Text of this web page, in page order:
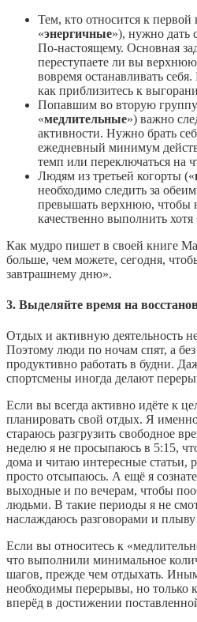
Тем, кто относится к первой
«энергичные»), нужно дать
По‑настоящему. Основная
переступаете ли вы
вовремя останавливать
как приблизитесь к
Попавшим во вторую
«медлительные») важно
активности. Нужно брать
ежедневный минимум
темп или переключаться на
Людям из третьей когорты («
необходимо следить за
превышать верхнюю, чтобы
качественно выполнить
Как мудро пишет в своей книге
больше, чем можете, сегодня,
завтрашнему дню».
3. Выделяйте время на
Отдых и активную деятельность
Поэтому люди по ночам спят, а
продуктивно работать в будни.
спортсмены иногда делают
Если вы всегда активно идёте к
планировать свой отдых. Я
стараюсь разгрузить свободное
неделю я не просыпаюсь в 5:15,
дома и читаю интересные
просто отсыпаюсь. А ещё я
выходные и по вечерам, чтобы
людьми. В такие периоды я не
наслаждаюсь разговорами и
Если вы относитесь к
что выполнили минимальное
шагов, прежде чем отдыхать.
необходимы перерывы, но только
вперёд в достижении